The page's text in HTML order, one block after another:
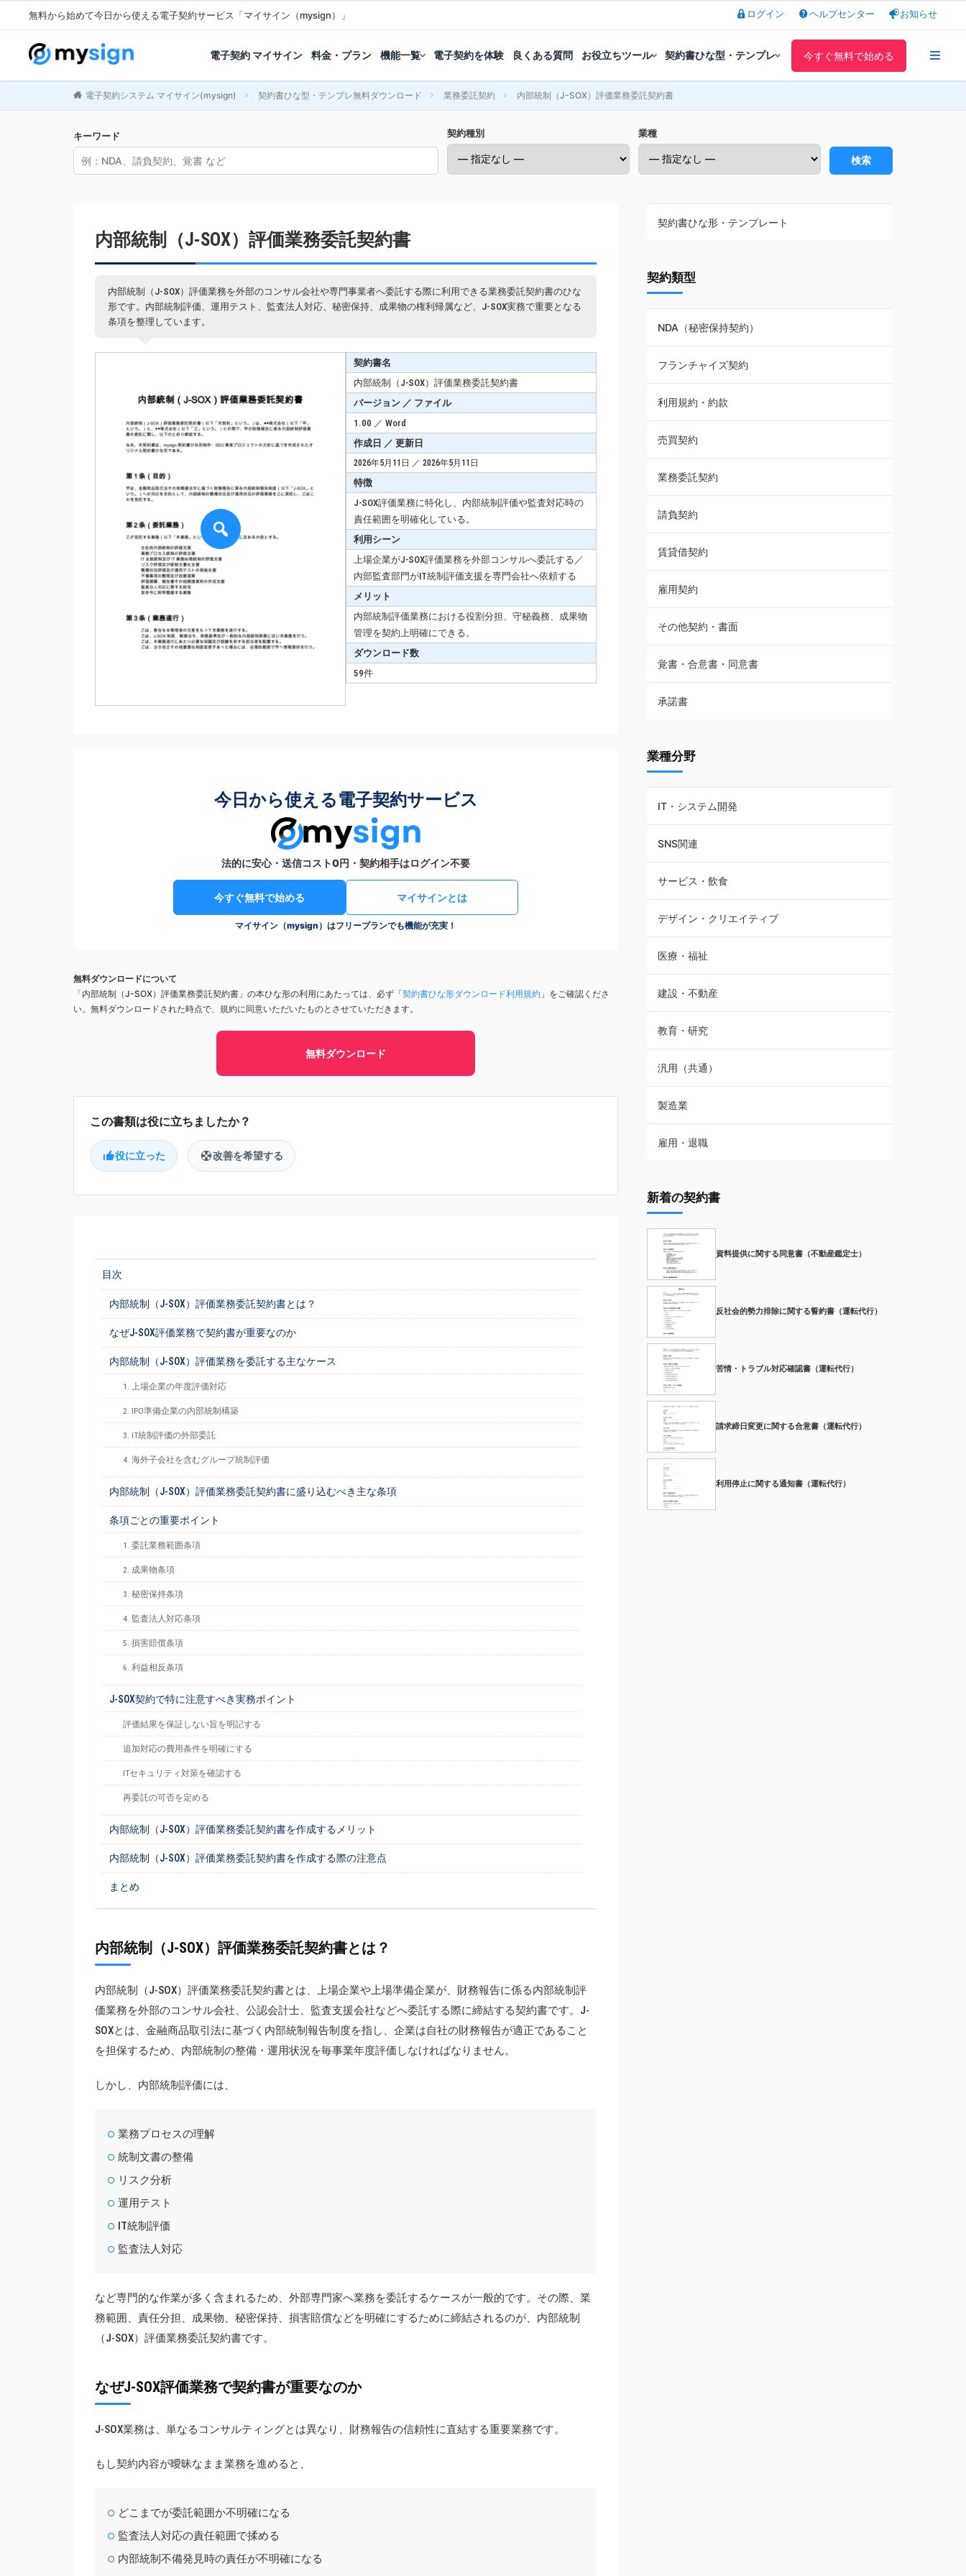
無料から始めて今日から使える電子契約サービス「マイサイン（mysign）」 ログイン ヘルプセンター お知らせ
電子契約 マイサイン 料金・プラン 機能一覧 電子契約を体験 良くある質問 お役立ちツール 契約書ひな型・テンプレ 今すぐ無料で始める
電子契約システム マイサイン(mysign) 契約書ひな型・テンプレ無料ダウンロード 業務委託契約 内部統制（J-SOX）評価業務委託契約書
キーワード 契約種別 業種
検索
内部統制（J-SOX）評価業務委託契約書
内部統制（J-SOX）評価業務を外部のコンサル会社や専門事業者へ委託する際に利用できる業務委託契約書のひな
形です。内部統制評価、運用テスト、監査法人対応、秘密保持、成果物の権利帰属など、J-SOX実務で重要となる
条項を整理しています。
契約書名
内部統制（J-SOX）評価業務委託契約書
バージョン ／ ファイル
1.00 ／ Word
作成日 ／ 更新日
2026年5月11日 ／ 2026年5月11日
特徴
J-SOX評価業務に特化し、内部統制評価や監査対応時の
責任範囲を明確化している。
利用シーン
上場企業がJ-SOX評価業務を外部コンサルへ委託する／
内部監査部門がIT統制評価支援を専門会社へ依頼する
メリット
内部統制評価業務における役割分担、守秘義務、成果物
管理を契約上明確にできる。
ダウンロード数
59件
今日から使える電子契約サービス
法的に安心・送信コスト0円・契約相手はログイン不要
今すぐ無料で始める マイサインとは
マイサイン（mysign）はフリープランでも機能が充実！
無料ダウンロードについて
「内部統制（J-SOX）評価業務委託契約書」の本ひな形の利用にあたっては、必ず「契約書ひな形ダウンロード利用規約 」をご確認くださ
い。無料ダウンロードされた時点で、規約に同意いただいたものとさせていただきます。
無料ダウンロード
役に立った 改善を希望する
目次
内部統制（J-SOX）評価業務委託契約書とは？
なぜJ-SOX評価業務で契約書が重要なのか
内部統制（J-SOX）評価業務を委託する主なケース
1. 上場企業の年度評価対応
2. IPO準備企業の内部統制構築
3. IT統制評価の外部委託
4. 海外子会社を含むグループ統制評価
内部統制（J-SOX）評価業務委託契約書に盛り込むべき主な条項
条項ごとの重要ポイント
1. 委託業務範囲条項
2. 成果物条項
3. 秘密保持条項
4. 監査法人対応条項
5. 損害賠償条項
6. 利益相反条項
J-SOX契約で特に注意すべき実務ポイント
評価結果を保証しない旨を明記する
追加対応の費用条件を明確にする
ITセキュリティ対策を確認する
再委託の可否を定める
内部統制（J-SOX）評価業務委託契約書を作成するメリット
内部統制（J-SOX）評価業務委託契約書を作成する際の注意点
まとめ
内部統制（J-SOX）評価業務委託契約書とは？
内部統制（J-SOX）評価業務委託契約書とは、上場企業や上場準備企業が、財務報告に係る内部統制評
価業務を外部のコンサル会社、公認会計士、監査支援会社などへ委託する際に締結する契約書です。J-
SOXとは、金融商品取引法に基づく内部統制報告制度を指し、企業は自社の財務報告が適正であること
を担保するため、内部統制の整備・運用状況を毎事業年度評価しなければなりません。
しかし、内部統制評価には、
業務プロセスの理解
統制文書の整備
リスク分析
運用テスト
IT統制評価
監査法人対応
など専門的な作業が多く含まれるため、外部専門家へ業務を委託するケースが一般的です。その際、業
務範囲、責任分担、成果物、秘密保持、損害賠償などを明確にするために締結されるのが、内部統制
（J-SOX）評価業務委託契約書です。
なぜJ-SOX評価業務で契約書が重要なのか
J-SOX業務は、単なるコンサルティングとは異なり、財務報告の信頼性に直結する重要業務です。
もし契約内容が曖昧なまま業務を進めると、
どこまでが委託範囲か不明確になる
監査法人対応の責任範囲で揉める
内部統制不備発見時の責任が不明確になる
契約書ひな形・テンプレート
NDA（秘密保持契約）
業務委託契約
利用規約・約款
覚書・合意書・同意書
承諾書
雇用契約
その他契約・書面
売買契約
株主総会議事録・関連書類
請負契約
フランチャイズ契約
賃貸借契約
契約類型
NDA（秘密保持契約）
フランチャイズ契約
利用規約・約款
売買契約
業務委託契約
請負契約
賃貸借契約
雇用契約
その他契約・書面
覚書・合意書・同意書
承諾書
業種分野
IT・システム開発
SNS関連
サービス・飲食
デザイン・クリエイティブ
医療・福祉
建設・不動産
教育・研究
汎用（共通）
製造業
雇用・退職
新着の契約書
資料提供に関する同意書（不動産鑑定士）
反社会的勢力排除に関する誓約書（運転代行）
苦情・トラブル対応確認書（運転代行）
請求締日変更に関する合意書（運転代行）
利用停止に関する通知書（運転代行）